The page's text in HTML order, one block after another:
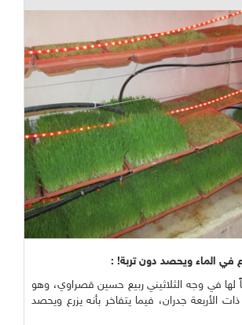
في الماء ويحصد دون تربة! :
لها في وجه الثلاثيني ربيع حسين قصراوي، وهو
الأربعة جدران، فيما يتفاخر بأنه يزرع ويحصد